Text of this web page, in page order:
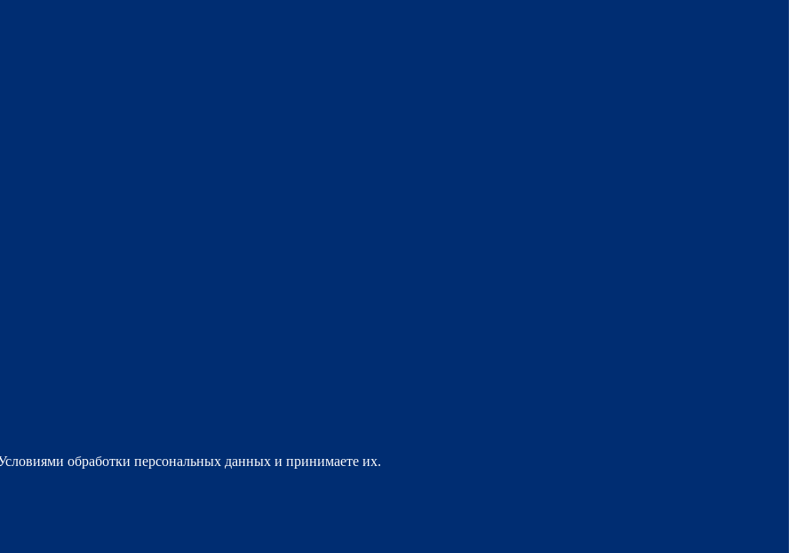
обработки персональных данных и принимаете их.